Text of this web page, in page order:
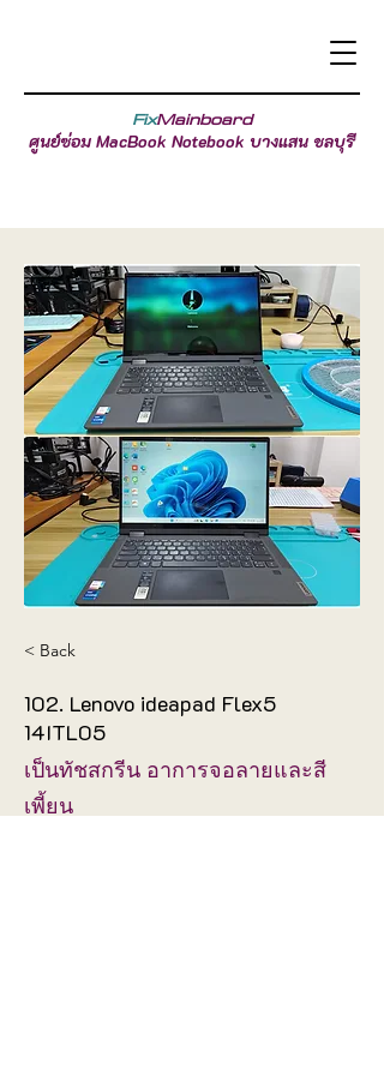
FixMainboard
ศูนย์ซ่อม MacBook Notebook บางแสน ชลบุรี
< Back
102. Lenovo ideapad Flex5
14ITL05
เป็นทัชสกรีน อาการจอลายและสี
เพี้ยน